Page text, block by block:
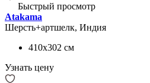
Быстрый просмотр
Atakama
Шерсть+артшелк, Индия
410x302 см
Узнать цену